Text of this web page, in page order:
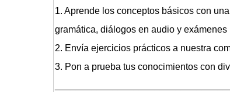
1. Aprende los conceptos básicos con
gramática, diálogos en audio y exámenes
2. Envía ejercicios prácticos a nuestra
3. Pon a prueba tus conocimientos con